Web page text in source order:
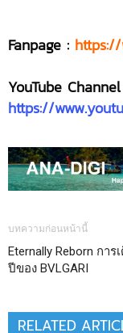
Fanpage :
YouTube Channel
https://
บทความก่อนหน้านี้
Eternally Reborn การ
ปีของ BVLGARI
RELATED